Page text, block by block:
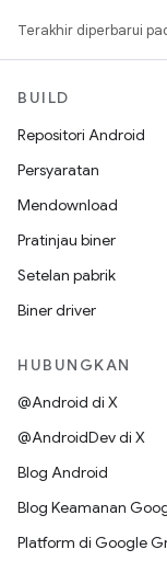
Terakhir diperbarui
BUILD
Repositori Android
Persyaratan
Mendownload
Pratinjau biner
Setelan pabrik
Biner driver
HUBUNGKAN
@Android di X
@AndroidDev di X
Blog Android
Blog Keamanan
Platform di Google